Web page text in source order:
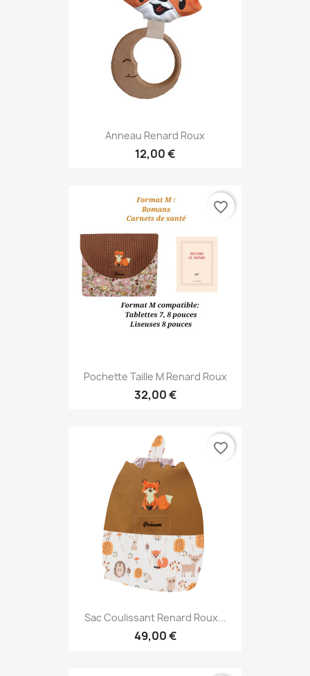
Anneau Renard Roux
12,00 €
Pochette Taille M Renard Roux
32,00 €
favorite_border
Sac Coulissant Renard Roux...
49,00 €
favorite_border